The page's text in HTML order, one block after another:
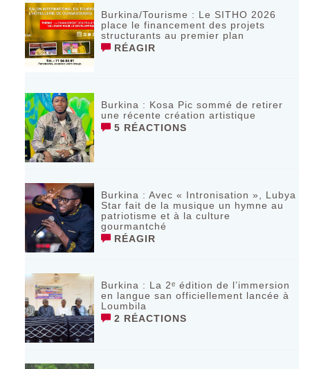
Burkina/Tourisme : Le SITHO 2026
place le financement des projets
structurants au premier plan
RÉAGIR
Burkina : Kosa Pic sommé de retirer
une récente création artistique
5 RÉACTIONS
Burkina : Avec « Intronisation », Lubya
Star fait de la musique un hymne au
patriotisme et à la culture
gourmantché
RÉAGIR
Burkina : La 2ᵉ édition de l’immersion
en langue san officiellement lancée à
Loumbila
2 RÉACTIONS